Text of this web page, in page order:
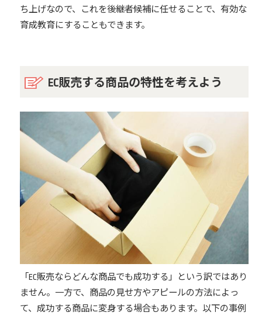
ち上げなので、これを後継者候補に任せることで、有効な
育成教育にすることもできます。
EC販売する商品の特性を考えよう
「EC販売ならどんな商品でも成功する」という訳ではあり
ません。一方で、商品の見せ方やアピールの方法によっ
て、成功する商品に変身する場合もあります。以下の事例